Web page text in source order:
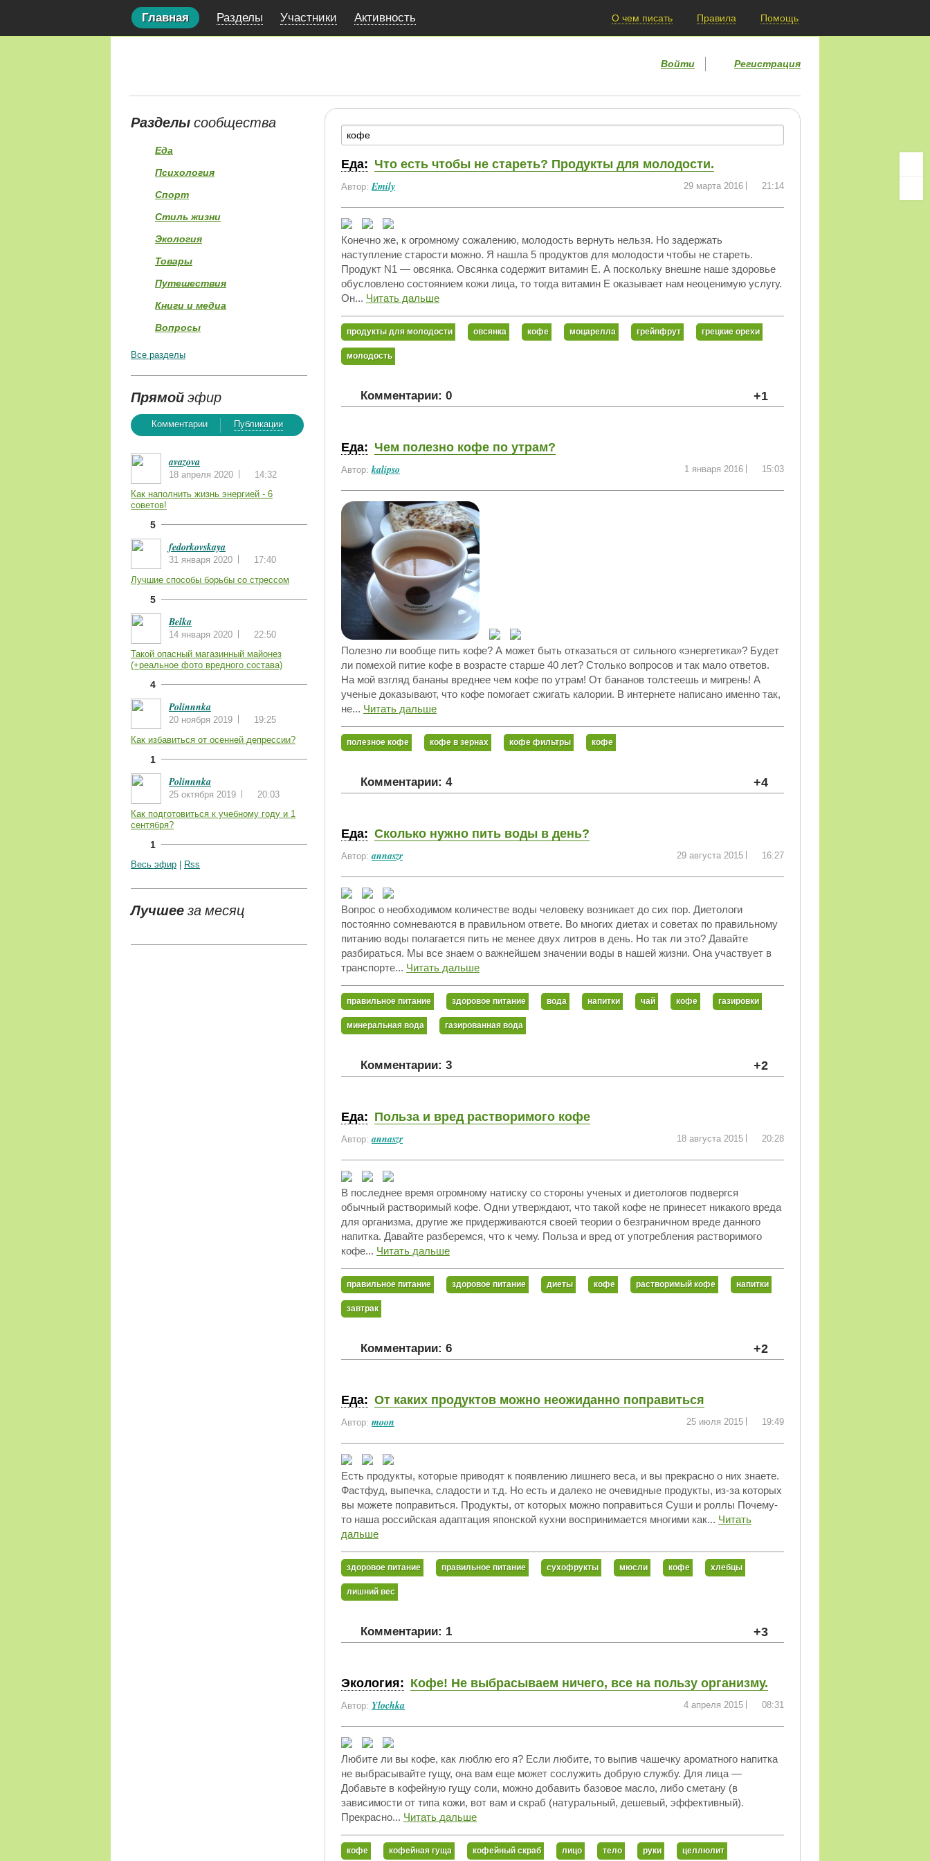
Главная Разделы Участники Активность О чем писать Правила Помощь
Войти Регистрация
Еда: Что есть чтобы не стареть? Продукты для молодости.
Автор: Emily 29 марта 2016 21:14
Конечно же, к огромному сожалению, молодость вернуть нельзя. Но задержать
наступление старости можно. Я нашла 5 продуктов для молодости чтобы не стареть.
Продукт N1 — овсянка. Овсянка содержит витамин Е. А поскольку внешне наше здоровье
обусловлено состоянием кожи лица, то тогда витамин Е оказывает нам неоценимую услугу.
Он... Читать дальше
продукты для молодости овсянка кофе моцарелла грейпфрут грецкие орехи
молодость
Комментарии: 0 +1
Еда: Чем полезно кофе по утрам?
Автор: kalipso 1 января 2016 15:03
Полезно ли вообще пить кофе? А может быть отказаться от сильного «энергетика»? Будет
ли помехой питие кофе в возрасте старше 40 лет? Столько вопросов и так мало ответов.
На мой взгляд бананы вреднее чем кофе по утрам! От бананов толстеешь и мигрень! А
ученые доказывают, что кофе помогает сжигать калории. В интернете написано именно так,
не... Читать дальше
полезное кофе кофе в зернах кофе фильтры кофе
Комментарии: 4 +4
Еда: Сколько нужно пить воды в день?
Автор: annaszr 29 августа 2015 16:27
Вопрос о необходимом количестве воды человеку возникает до сих пор. Диетологи
постоянно сомневаются в правильном ответе. Во многих диетах и советах по правильному
питанию воды полагается пить не менее двух литров в день. Но так ли это? Давайте
разбираться. Мы все знаем о важнейшем значении воды в нашей жизни. Она участвует в
транспорте... Читать дальше
правильное питание здоровое питание вода напитки чай кофе газировки
минеральная вода газированная вода
Комментарии: 3 +2
Еда: Польза и вред растворимого кофе
Автор: annaszr 18 августа 2015 20:28
В последнее время огромному натиску со стороны ученых и диетологов подвергся
обычный растворимый кофе. Одни утверждают, что такой кофе не принесет никакого вреда
для организма, другие же придерживаются своей теории о безграничном вреде данного
напитка. Давайте разберемся, что к чему. Польза и вред от употребления растворимого
кофе... Читать дальше
правильное питание здоровое питание диеты кофе растворимый кофе напитки
завтрак
Комментарии: 6 +2
Еда: От каких продуктов можно неожиданно поправиться
Автор: moon 25 июля 2015 19:49
Есть продукты, которые приводят к появлению лишнего веса, и вы прекрасно о них знаете.
Фастфуд, выпечка, сладости и т.д. Но есть и далеко не очевидные продукты, из-за которых
вы можете поправиться. Продукты, от которых можно поправиться Суши и роллы Почему-
то наша российская адаптация японской кухни воспринимается многими как... Читать
дальше
здоровое питание правильное питание сухофрукты мюсли кофе хлебцы
лишний вес
Комментарии: 1 +3
Экология: Кофе! Не выбрасываем ничего, все на пользу организму.
Автор: Ylochka 4 апреля 2015 08:31
Любите ли вы кофе, как люблю его я? Если любите, то выпив чашечку ароматного напитка
не выбрасывайте гущу, она вам еще может сослужить добрую службу. Для лица —
Добавьте в кофейную гущу соли, можно добавить базовое масло, либо сметану (в
зависимости от типа кожи, вот вам и скраб (натуральный, дешевый, эффективный).
Прекрасно... Читать дальше
кофе кофейная гуща кофейный скраб лицо тело руки целлюлит
Разделысообщества
Еда
Психология
Спорт
Стиль жизни
Экология
Товары
Путешествия
Книги и медиа
Вопросы
Все разделы
Прямойэфир
Комментарии Публикации
avazova
18 апреля 2020
14:32
Как наполнить жизнь энергией - 6
советов!
5
fedorkovskaya
31 января 2020
17:40
Лучшие способы борьбы со стрессом
5
Belka
14 января 2020
22:50
Такой опасный магазинный майонез
(+реальное фото вредного состава)
4
Polinnnka
20 ноября 2019
19:25
Как избавиться от осенней депрессии?
1
Polinnnka
25 октября 2019
20:03
Как подготовиться к учебному году и 1
сентября?
1
Весь эфир Rss
Лучшееза месяц